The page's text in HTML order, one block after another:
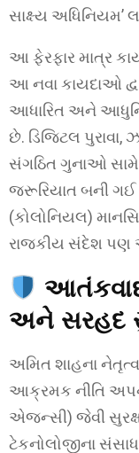
સાક્ષ્ય અધિનિયમ’
આ ફેરફાર માત્ર
આ નવા કાયદાઓ
આધારિત અને
છે. ડિજિટલ
સંગઠિત ગુનાઓ
જરૂરિયાત બની
(કોલોનિયલ)
રાજકીય સંદેશ
આતંકવાદ
અને સરહદ
અમિત શાહના
આક્રમક નીતિ
એજન્સી) જેવી
ટેકનોલોજીના